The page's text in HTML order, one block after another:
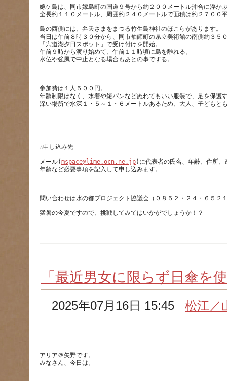
嫁ケ島は、同市嫁島町の国道９号から約２００メートル沖合に浮か
島の西側には、弁天さまをまつる竹生島神社のほこらがあります。
当日は午前８時３０分から、同市袖師町の県立美術館の南側約３５
「宍道湖夕日スポット」で受け付けを開始。
午前９時から渡り始めて、午前１１時頃に島を離れる。
参加費は１人５００円。
年齢制限はなく、水着や短パンなどぬれてもいい服装で、足を保護
メール(mspace@lime.ocn.ne.jp)に代表者の氏名、年齢、住所、
「最近男女に限らず日傘を
2025年07月16日 15:45松江／
アリア＠矢野です。